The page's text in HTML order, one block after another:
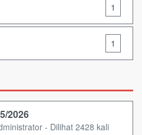
1
1
2026
- Dilihat 2428 kali